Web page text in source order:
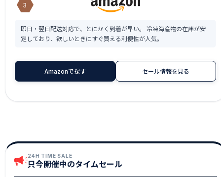
3
即日・翌日配送対応で、とにかく到着が早い。 冷凍海産物の在庫が安
定しており、欲しいときにすぐ買える利便性が人気。
Amazonで探す セール情報を見る
24H TIME SALE
只今開催中のタイムセール